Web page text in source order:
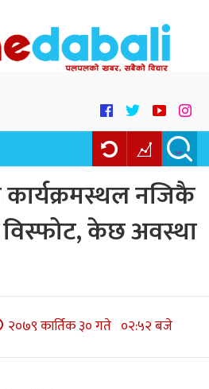
कार्यक्रमस्थल नजिकै
केछ अवस्था
२०७९ कार्तिक ३० गते ०२:५२ बजे